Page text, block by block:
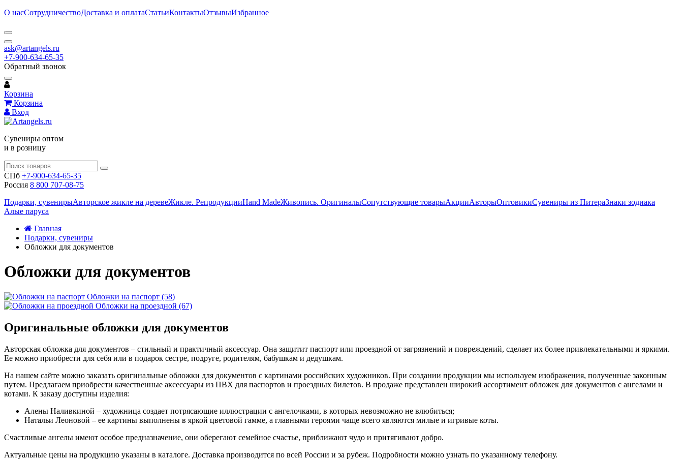
О насСотрудничествоДоставка и оплатаСтатьиКонтактыОтзывыИзбранное
ask@artangels.ru
+7-900-634-65-35
Обратный звонок
Корзина
Корзина
Вход
Сувениры оптом
и в розницу
СПб +7-900-634-65-35
Россия 8 800 707-08-75
Подарки, сувенирыАвторское жикле на деревеЖикле. РепродукцииHand MadeЖивопись. ОригиналыСопутствующие товарыАкцииАвторыОптовикиСувениры из ПитераЗнаки зодиака
Алые паруса
Главная
Подарки, сувениры
Обложки для документов
Обложки для документов
Обложки на паспорт (58)
Обложки на проездной (67)
Оригинальные обложки для документов
Авторская обложка для документов – стильный и практичный аксессуар. Она защитит паспорт или проездной от загрязнений и повреждений, сделает их более привлекательными и яркими.
Ее можно приобрести для себя или в подарок сестре, подруге, родителям, бабушкам и дедушкам.
На нашем сайте можно заказать оригинальные обложки для документов с картинами российских художников. При создании продукции мы используем изображения, полученные законным
путем. Предлагаем приобрести качественные аксессуары из ПВХ для паспортов и проездных билетов. В продаже представлен широкий ассортимент обложек для документов с ангелами и
котами. К заказу доступны изделия:
Алены Наливкиной – художница создает потрясающие иллюстрации с ангелочками, в которых невозможно не влюбиться;
Натальи Леоновой – ее картины выполнены в яркой цветовой гамме, а главными героями чаще всего являются милые и игривые коты.
Счастливые ангелы имеют особое предназначение, они оберегают семейное счастье, приближают чудо и притягивают добро.
Актуальные цены на продукцию указаны в каталоге. Доставка производится по всей России и за рубеж. Подробности можно узнать по указанному телефону.